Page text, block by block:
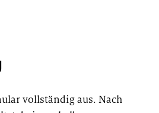
vollständig aus. Nach